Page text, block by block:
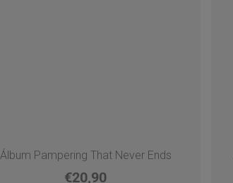
Álbum Pampering That Never Ends
€20,90